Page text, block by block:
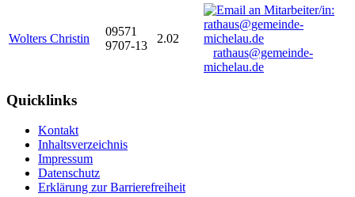
Wolters Christin
09571
9707-13
2.02
rathaus@gemeinde-
michelau.de
Quicklinks
Kontakt
Inhaltsverzeichnis
Impressum
Datenschutz
Erklärung zur Barrierefreiheit